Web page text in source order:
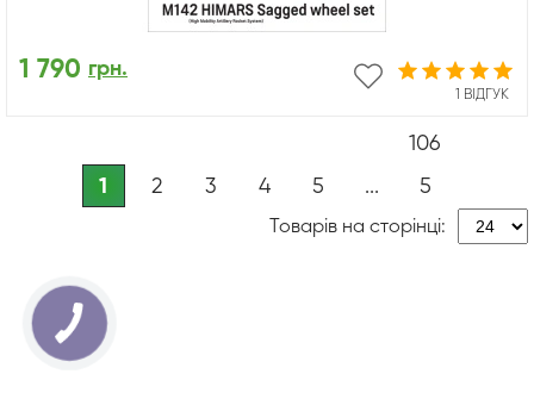
1 ВІДГУК
1 790 грн.
1 2 3 4 5 ...
106
5
Товарів на сторінці: